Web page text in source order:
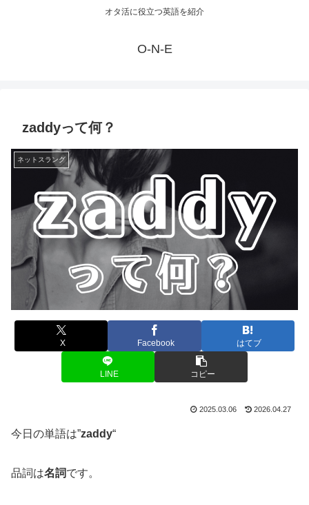
オタ活に役立つ英語を紹介
O-N-E
zaddyって何？
ネットスラング
X Facebook はてブ
LINE コピー
2025.03.06 2026.04.27
今日の単語は”zaddy“
品詞は名詞です。